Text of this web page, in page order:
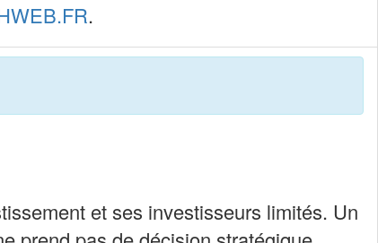
.
et ses investisseurs limités. Un